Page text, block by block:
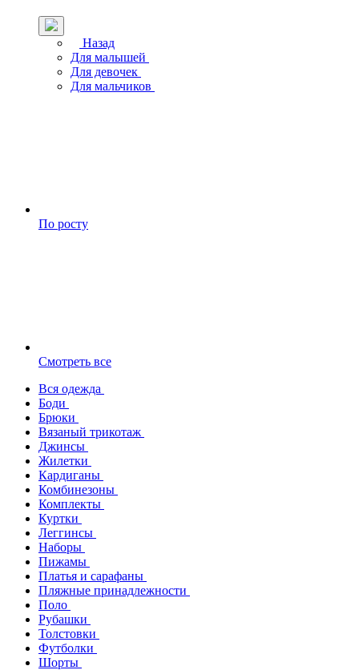
Назад
Для малышей
Для девочек
Для мальчиков
По росту
Смотреть все
Вся одежда
Боди
Брюки
Вязаный трикотаж
Джинсы
Жилетки
Кардиганы
Комбинезоны
Комплекты
Куртки
Леггинсы
Наборы
Пижамы
Платья и сарафаны
Пляжные принадлежности
Поло
Рубашки
Толстовки
Футболки
Шорты